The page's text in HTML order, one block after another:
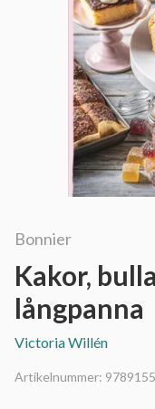
Bonnier
Kakor,
långpanna
Victoria Willén
Artikelnummer: